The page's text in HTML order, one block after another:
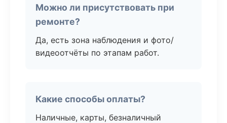
Можно ли присутствовать при
ремонте?
Да, есть зона наблюдения и фото/
видеоотчёты по этапам работ.
Какие способы оплаты?
Наличные, карты, безналичный